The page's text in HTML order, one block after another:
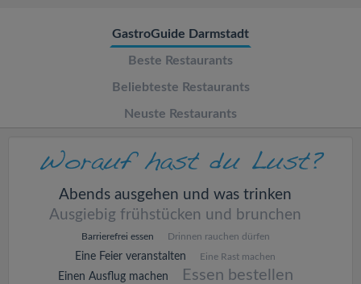
GastroGuide Darmstadt
Beste Restaurants
Beliebteste Restaurants
Neuste Restaurants
Abends ausgehen und was trinken
Ausgiebig frühstücken und brunchen
Barrierefrei essen Drinnen rauchen dürfen
Eine Feier veranstalten Eine Rast machen
Einen Ausflug machen Essen bestellen